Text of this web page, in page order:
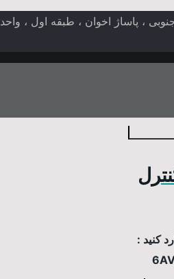
، پاساژ اخوان ، طبقه اول ، واحد ۳۳ .
کنید :